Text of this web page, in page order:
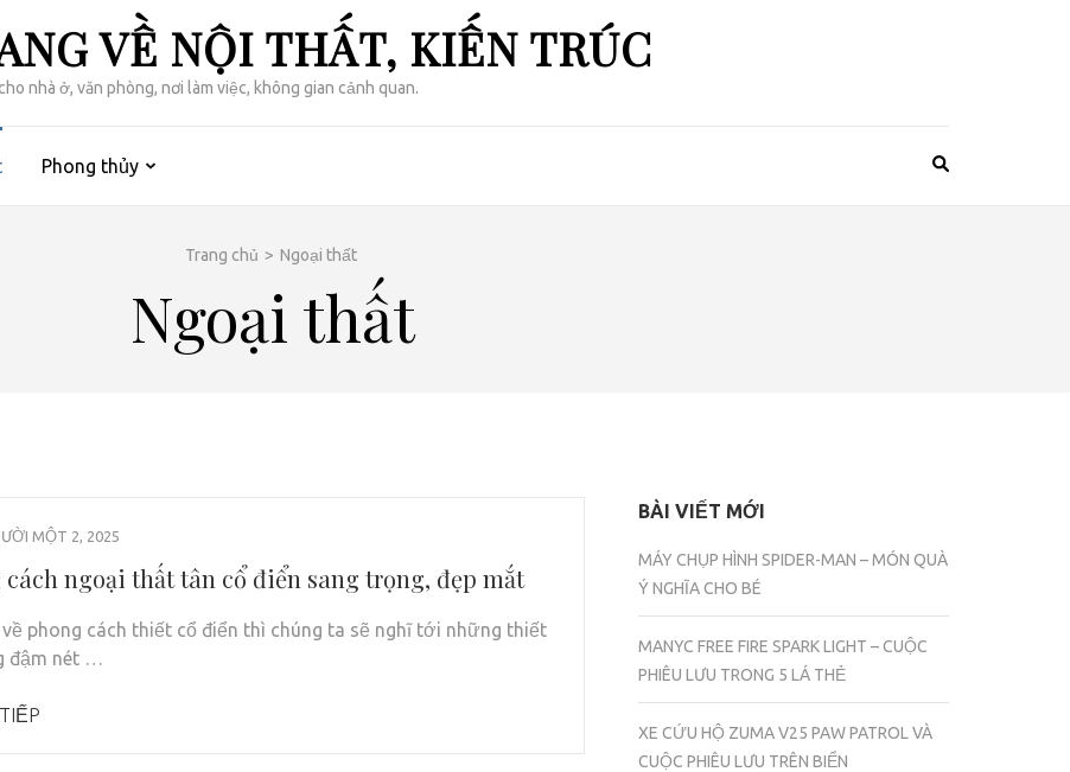
VỀ NỘI THẤT, KIẾN TRÚC
nhà ở, văn phòng, nơi làm việc, không gian cảnh quan.
Phong thủy
Trang chủ > Ngoại thất
Ngoại thất
MỘT 2, 2025
cách ngoại thất tân cổ điển sang trọng, đẹp mắt
về phong cách thiết cổ điển thì chúng ta sẽ nghĩ tới những thiết
đậm nét …
BÀI VIẾT MỚI
MÁY CHỤP HÌNH SPIDER-MAN – MÓN QUÀ
Ý NGHĨA CHO BÉ
MANYC FREE FIRE SPARK LIGHT – CUỘC
PHIÊU LƯU TRONG 5 LÁ THẺ
XE CỨU HỘ ZUMA V25 PAW PATROL VÀ
CUỘC PHIÊU LƯU TRÊN BIỂN